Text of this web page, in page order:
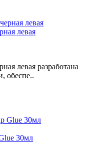
левая
левая разработана
обеспе..
30мл